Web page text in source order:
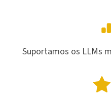
Suportamos os LLMs